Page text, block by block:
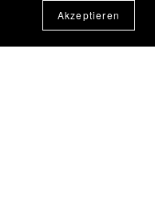
Akzeptieren